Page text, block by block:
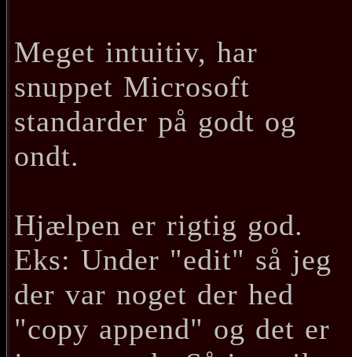
Meget intuitiv, har
snuppet Microsoft
standarder på godt og
ondt.
Hjælpen er rigtig god.
Eks: Under "edit" så jeg
der var noget der hed
"copy append" og det er